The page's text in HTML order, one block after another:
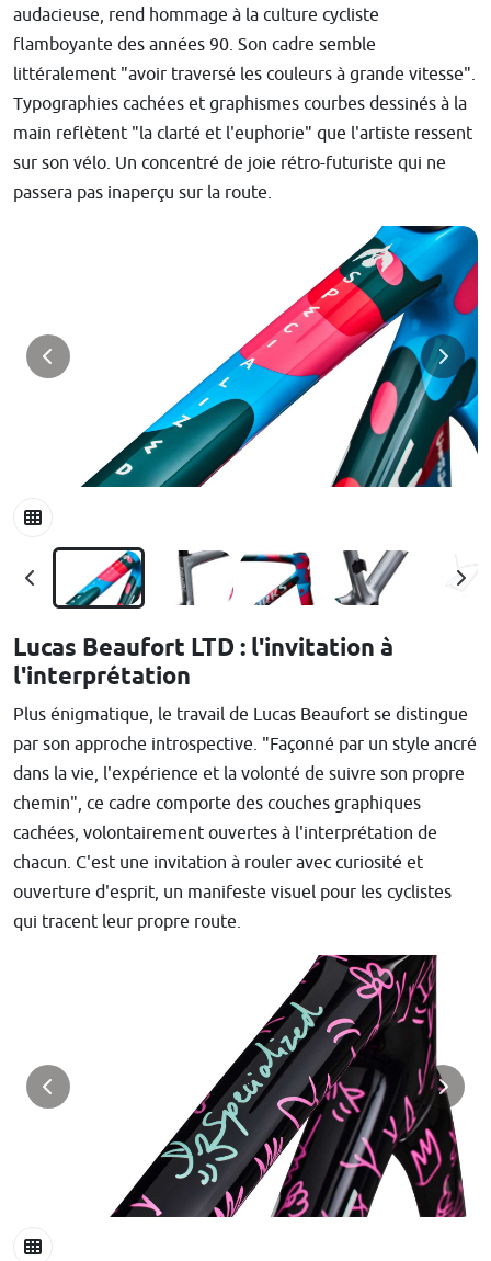
audacieuse, rend hommage à la culture cycliste
flamboyante des années 90. Son cadre semble
littéralement "avoir traversé les couleurs à grande vitesse".
Typographies cachées et graphismes courbes dessinés à la
main reflètent "la clarté et l'euphorie" que l'artiste ressent
sur son vélo. Un concentré de joie rétro-futuriste qui ne
passera pas inaperçu sur la route.
Lucas Beaufort LTD : l'invitation à
l'interprétation
Plus énigmatique, le travail de Lucas Beaufort se distingue
par son approche introspective. "Façonné par un style ancré
dans la vie, l'expérience et la volonté de suivre son propre
chemin", ce cadre comporte des couches graphiques
cachées, volontairement ouvertes à l'interprétation de
chacun. C'est une invitation à rouler avec curiosité et
ouverture d'esprit, un manifeste visuel pour les cyclistes
qui tracent leur propre route.